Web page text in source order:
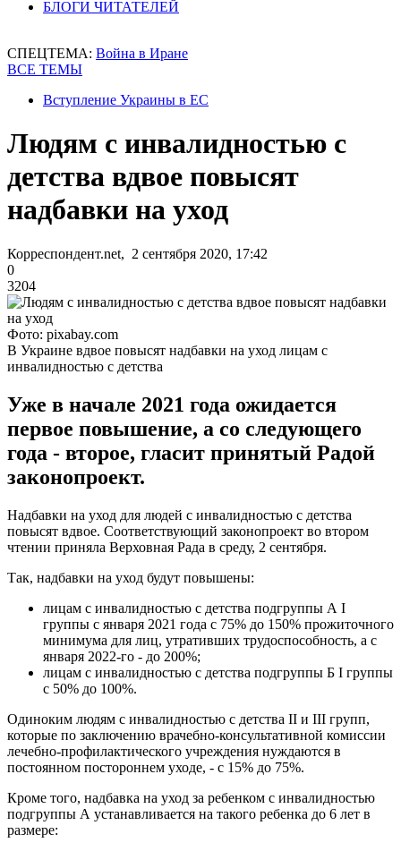
БЛОГИ ЧИТАТЕЛЕЙ
СПЕЦТЕМА: Война в Иране
ВСЕ ТЕМЫ
Вступление Украины в ЕС
Людям с инвалидностью с
детства вдвое повысят
надбавки на уход
Корреспондент.net, 2 сентября 2020, 17:42
0
3204
Фото: pixabay.com
В Украине вдвое повысят надбавки на уход лицам с
инвалидностью с детства
Уже в начале 2021 года ожидается
первое повышение, а со следующего
года - второе, гласит принятый Радой
законопроект.
Надбавки на уход для людей с инвалидностью с детства
повысят вдвое. Соответствующий законопроект во втором
чтении приняла Верховная Рада в среду, 2 сентября.
Так, надбавки на уход будут повышены:
лицам с инвалидностью с детства подгруппы А I
группы с января 2021 года с 75% до 150% прожиточного
минимума для лиц, утративших трудоспособность, а с
января 2022-го - до 200%;
лицам с инвалидностью с детства подгруппы Б I группы
с 50% до 100%.
Одиноким людям с инвалидностью с детства II и III групп,
которые по заключению врачебно-консультативной комиссии
лечебно-профилактического учреждения нуждаются в
постоянном постороннем уходе, - с 15% до 75%.
Кроме того, надбавка на уход за ребенком с инвалидностью
подгруппы А устанавливается на такого ребенка до 6 лет в
размере: